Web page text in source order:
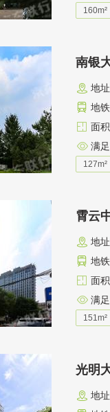
160m²
南银
地
地
面
满
127m²
霄云
地
地
面
满
151m²
光明
地